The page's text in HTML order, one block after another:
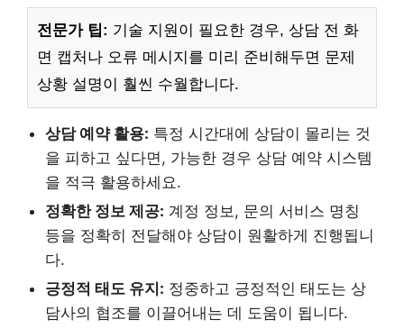
전문가 팁: 기술 지원이 필요한 경우, 상담 전 화
면 캡처나 오류 메시지를 미리 준비해두면 문제
상황 설명이 훨씬 수월합니다.
상담 예약 활용: 특정 시간대에 상담이 몰리는 것
을 피하고 싶다면, 가능한 경우 상담 예약 시스템
을 적극 활용하세요.
정확한 정보 제공: 계정 정보, 문의 서비스 명칭
등을 정확히 전달해야 상담이 원활하게 진행됩니
다.
긍정적 태도 유지: 정중하고 긍정적인 태도는 상
담사의 협조를 이끌어내는 데 도움이 됩니다.